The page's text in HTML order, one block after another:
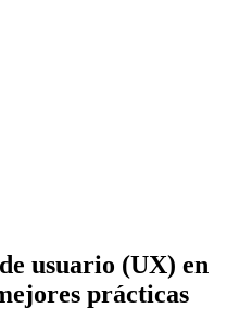
usuario (UX) en
prácticas